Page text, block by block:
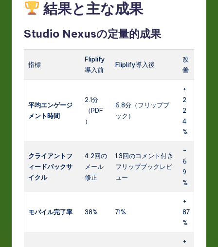
結果と主な成果
Studio Nexusの定量的成果
指標
Fliplify
導入前
Fliplify導入後
改
善
平均エンゲージ
メント時間
2.1分
（PDF
）
6.8分（フリップブ
ック）
+
2
2
4
%
クライアントフ
ィードバックサ
イクル
4.2回の
メール
修正
1.3回のコメント付き
フリップブックレビ
ュー
-
6
9
%
モバイル完了率 38% 71%
+
87
%
+